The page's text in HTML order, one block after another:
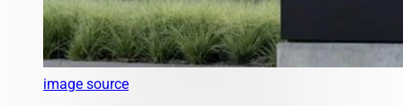
image source